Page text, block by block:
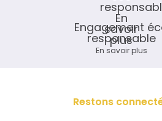
Engagement
responsable
En savoir plus
Restons